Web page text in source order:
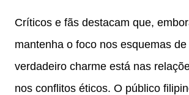
Críticos e fãs destacam que,
mantenha o foco nos esquemas
verdadeiro charme está nas
nos conflitos éticos. O público